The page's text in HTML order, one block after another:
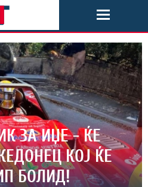
ЗА ИЏЕ - ЌЕ
КОЈ ЌЕ
БОЛИД!